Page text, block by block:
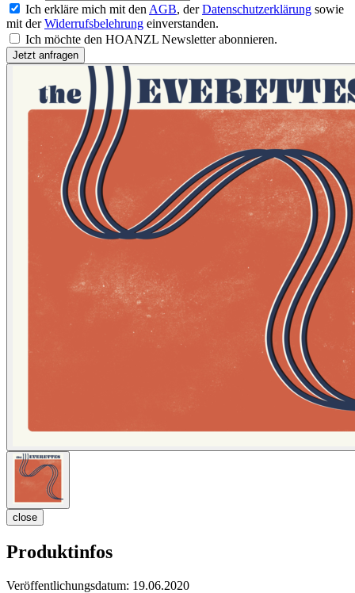
Ich erkläre mich mit den AGB, derDatenschutzerklärung sowie
mit derWiderrufsbelehrung einverstanden.
Ich möchte den HOANZL Newsletter abonnieren.
close
Produktinfos
Veröffentlichungsdatum: 19.06.2020